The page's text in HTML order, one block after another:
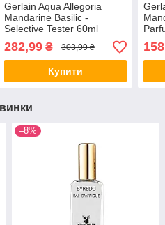
Gerlain Aqua Allegoria
Mandarine Basilic -
Selective Tester 60ml
282,99₴ 303,99 ₴
Купити
–8%